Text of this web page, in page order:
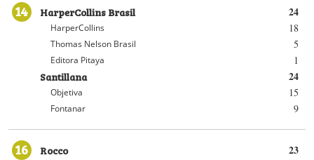
14 24
HarperCollins Brasil
18
HarperCollins
5
Thomas Nelson Brasil
1
Editora Pitaya
24
Santillana
15
Objetiva
9
Fontanar
16 23
Rocco